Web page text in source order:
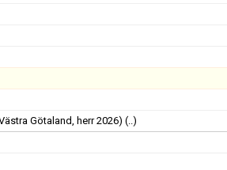
Götaland, herr 2026) (..)